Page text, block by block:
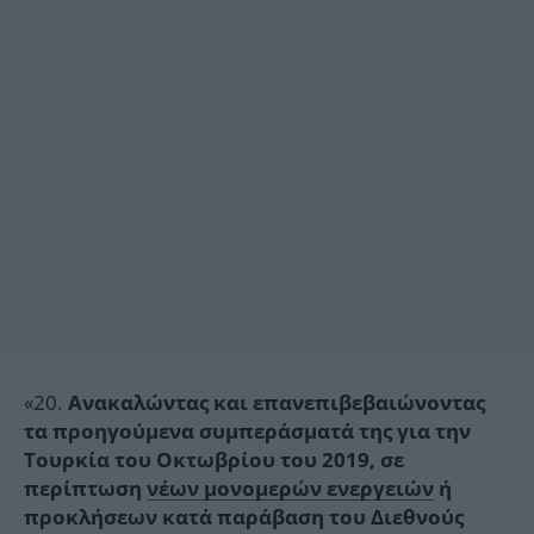
«20. Ανακαλώντας και επανεπιβεβαιώνοντας
τα προηγούμενα συμπεράσματά της για την
Τουρκία του Οκτωβρίου του 2019, σε
περίπτωση νέων μονομερών ενεργειών ή
προκλήσεων κατά παράβαση του Διεθνούς